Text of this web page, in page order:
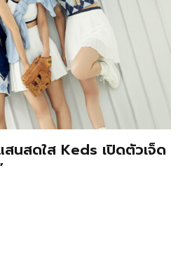
นสดใส Keds เปิดตัวเจ็ด